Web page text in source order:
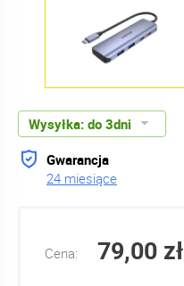
Wysyłka: do 3dni
Gwarancja
24 miesiące
Cena: 79,00 zł